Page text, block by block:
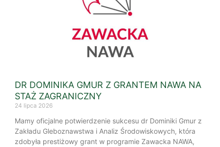
DR DOMINIKA GMUR Z GRANTEM NAWA NA
STAŻ ZAGRANICZNY
24 lipca 2026
Mamy oficjalne potwierdzenie sukcesu dr Dominiki Gmur z
Zakładu Gleboznawstwa i Analiz Środowiskowych, która
zdobyła prestiżowy grant w programie Zawacka NAWA,